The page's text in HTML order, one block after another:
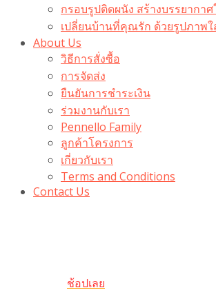
กรอบรูปติดผนัง สร้างบรรยากา
เปลี่ยนบ้านที่คุณรัก ด้วยรูปภาพ
About Us
วิธีการสั่งซื้อ
การจัดส่ง
ยืนยันการชำระเงิน
ร่วมงานกับเรา
Pennello Family
ลูกค้าโครงการ
เกี่ยวกับเรา
Terms and Conditions
Contact Us
ช้อปเลย